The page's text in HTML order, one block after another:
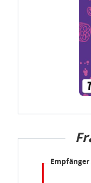
Empfänger